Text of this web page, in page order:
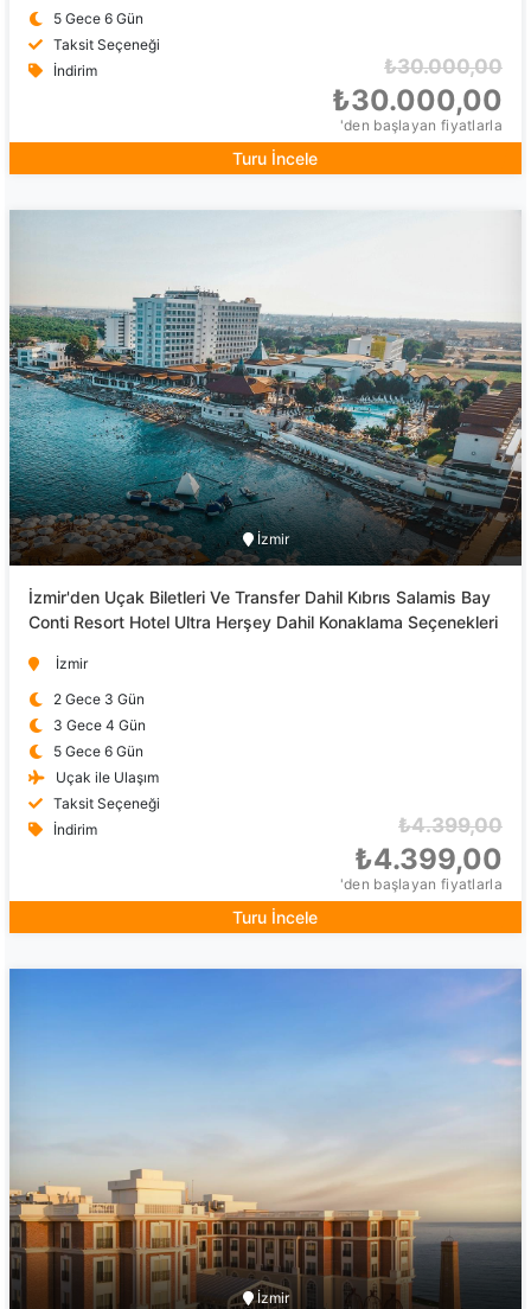
5 Gece 6 Gün
Taksit Seçeneği
İndirim
₺30.000,00
₺30.000,00
'den başlayan fiyatlarla
Turu İncele
İzmir
İzmir'den Uçak Biletleri Ve Transfer Dahil Kıbrıs Salamis Bay
Conti Resort Hotel Ultra Herşey Dahil Konaklama Seçenekleri
İzmir
2 Gece 3 Gün
3 Gece 4 Gün
5 Gece 6 Gün
Uçak ile Ulaşım
Taksit Seçeneği
İndirim
₺4.399,00
₺4.399,00
'den başlayan fiyatlarla
Turu İncele
İzmir